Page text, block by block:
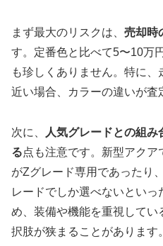
まず最大のリスクは、 売却時
す。定番色と比べて5〜10万
も珍しくありません。特に
近い場合、カラーの違いが査
次に、
人気グレードとの組
る点も注意です。新型アク
がZグレード専用であったり
レードでしか選べないとい
め、装備や機能を重視して
択肢が狭まることがあります。